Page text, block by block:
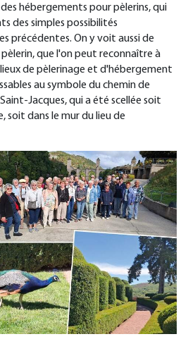
hébergements pour pèlerins, qui
des simples possibilités
précédentes. On y voit aussi de
que l'on peut reconnaître à
de pèlerinage et d'hébergement
au symbole du chemin de
Jacques, qui a été scellée soit
soit dans le mur du lieu de